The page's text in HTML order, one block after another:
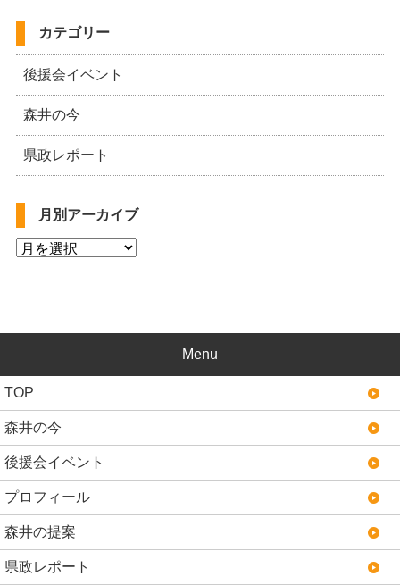
カテゴリー
後援会イベント
森井の今
県政レポート
月別アーカイブ
Menu
TOP
森井の今
後援会イベント
プロフィール
森井の提案
県政レポート